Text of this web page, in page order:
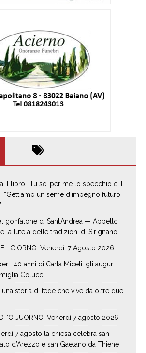
il libro “Tu sei per me lo specchio e il
“Gettiamo un seme d’impegno futuro
gonfalone di Sant’Andrea — Appello
la tutela delle tradizioni di Sirignano
GIORNO. Venerdí, 7 Agosto 2026
i 40 anni di Carla Miceli: gli auguri
Colucci
una storia di fede che vive da oltre due
‘O JUORNO. Venerdì 7 agosto 2026
7 agosto la chiesa celebra san
d’Arezzo e san Gaetano da Thiene